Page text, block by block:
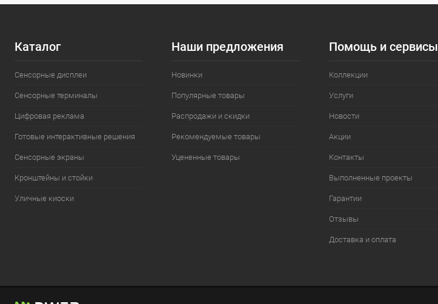
Каталог
Сенсорные дисплеи
Сенсорные терминалы
Цифровая реклама
Готовые интерактивные решения
Сенсорные экраны
Кронштейны и стойки
Уличные киоски
Наши предложения
Новинки
Популярные товары
Распродажи и скидки
Рекомендуемые товары
Уцененные товары
Помощь и сервисы
Коллекции
Услуги
Новости
Акции
Контакты
Выполненные проекты
Гарантии
Отзывы
Доставка и оплата